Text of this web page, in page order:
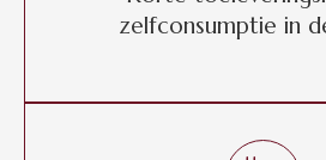
zelfconsumptie in